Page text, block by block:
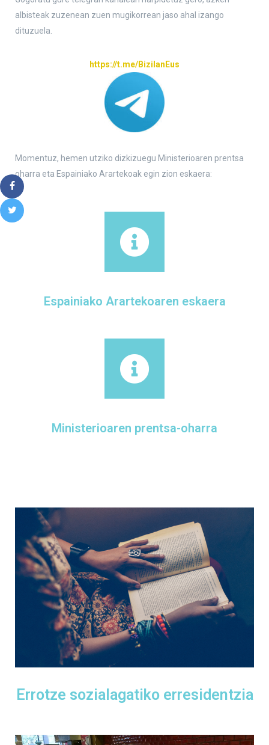
albisteak zuzenean zuen mugikorrean jaso ahal izango
dituzuela.
https://t.me/BizilanEus
Momentuz, hemen utziko dizkizuegu Ministerioaren prentsa
oharra eta Espainiako Arartekoak egin zion eskaera:
Espainiako Arartekoaren eskaera
Ministerioaren prentsa-oharra
Errotze sozialagatiko erresidentzia